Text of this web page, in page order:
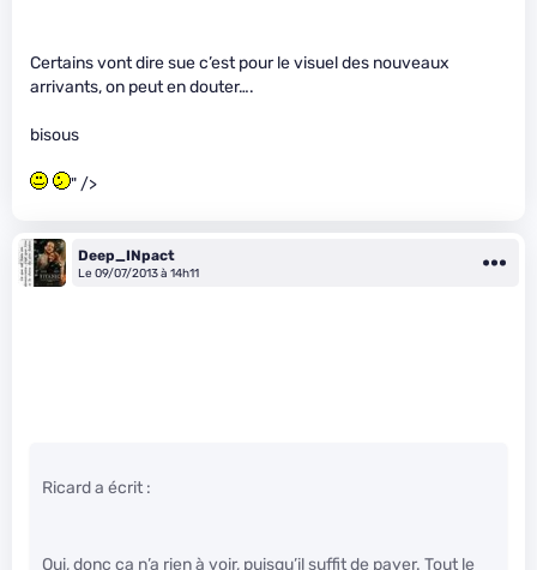
Certains vont dire sue c’est pour le visuel des nouveaux
arrivants, on peut en douter….
bisous
" />
Deep_INpact
Le 09/07/2013 à 14h11
Ricard a écrit :
Oui, donc ça n’a rien à voir, puisqu’il suffit de payer. Tout le